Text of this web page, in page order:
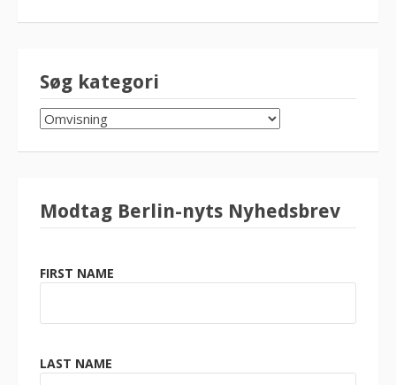
Søg kategori
SØG
KATEGORI
Modtag Berlin-nyts Nyhedsbrev
FIRST NAME
LAST NAME